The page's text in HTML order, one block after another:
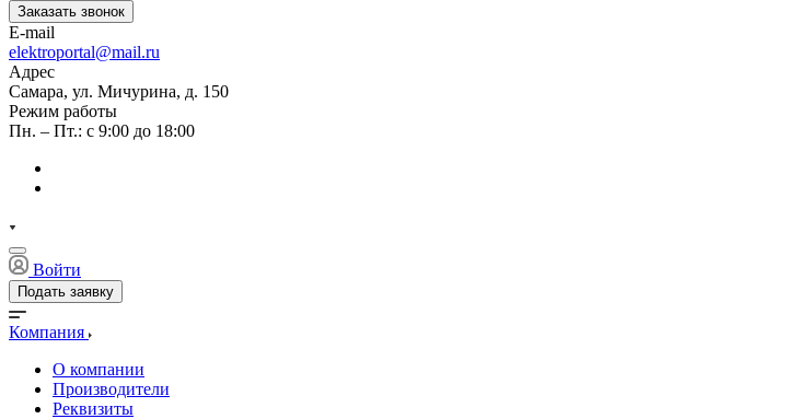
Заказать звонок
E-mail
elektroportal@mail.ru
Адрес
Самара, ул. Мичурина, д. 150
Режим работы
Пн. – Пт.: с 9:00 до 18:00
Войти
Подать заявку
Компания
О компании
Производители
Реквизиты